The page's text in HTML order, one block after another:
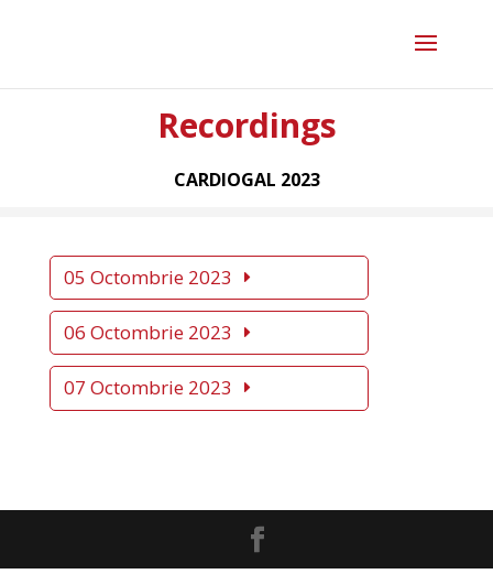
Recordings
CARDIOGAL 2023
05 Octombrie 2023
06 Octombrie 2023
07 Octombrie 2023